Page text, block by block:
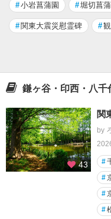
#小岩菖蒲園 #堀切菖
# 関東大震災慰霊碑 #
鎌ヶ谷・印西・八千
43
関
by
#
#
#
#